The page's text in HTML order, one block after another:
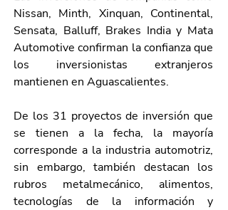
Nissan, Minth, Xinquan, Continental,
Sensata, Balluff, Brakes India y Mata
Automotive confirman la confianza que
los inversionistas extranjeros
mantienen en Aguascalientes.
De los 31 proyectos de inversión que
se tienen a la fecha, la mayoría
corresponde a la industria automotriz,
sin embargo, también destacan los
rubros metalmecánico, alimentos,
tecnologías de la información y